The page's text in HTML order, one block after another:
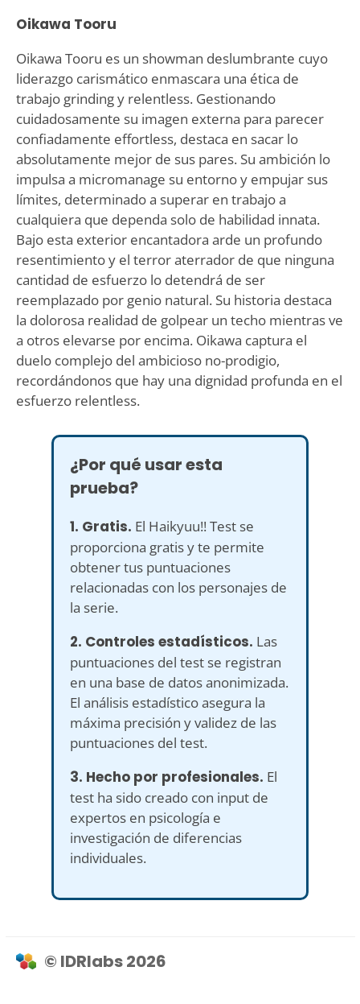
Oikawa Tooru
Oikawa Tooru es un showman deslumbrante cuyo
liderazgo carismático enmascara una ética de
trabajo grinding y relentless. Gestionando
cuidadosamente su imagen externa para parecer
confiadamente effortless, destaca en sacar lo
absolutamente mejor de sus pares. Su ambición lo
impulsa a micromanage su entorno y empujar sus
límites, determinado a superar en trabajo a
cualquiera que dependa solo de habilidad innata.
Bajo esta exterior encantadora arde un profundo
resentimiento y el terror aterrador de que ninguna
cantidad de esfuerzo lo detendrá de ser
reemplazado por genio natural. Su historia destaca
la dolorosa realidad de golpear un techo mientras ve
a otros elevarse por encima. Oikawa captura el
duelo complejo del ambicioso no-prodigio,
recordándonos que hay una dignidad profunda en el
esfuerzo relentless.
¿Por qué usar esta
prueba?
1. Gratis. El Haikyuu!! Test se
proporciona gratis y te permite
obtener tus puntuaciones
relacionadas con los personajes de
la serie.
2. Controles estadísticos. Las
puntuaciones del test se registran
en una base de datos anonimizada.
El análisis estadístico asegura la
máxima precisión y validez de las
puntuaciones del test.
3. Hecho por profesionales. El
test ha sido creado con input de
expertos en psicología e
investigación de diferencias
individuales.
© IDRlabs 2026